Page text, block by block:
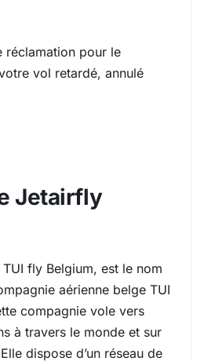
réclamation pour le
vol retardé, annulé
Jetairfly
fly Belgium, est le nom
aérienne belge TUI
compagnie vole vers
à travers le monde et sur
dispose d’un réseau de